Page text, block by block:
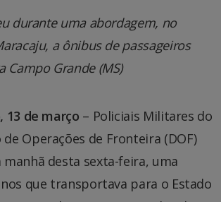
durante uma abordagem, no
a ônibus de passageiros
Campo Grande (MS)
13 de março – Policiais Militares do
Operações de Fronteira (DOF)
desta sexta-feira, uma
que transportava para o Estado